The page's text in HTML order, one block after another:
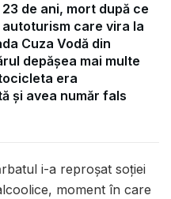
de ani, mort după ce
care vira la
Cuza Vodă din
depășea mai multe
era
și avea număr fals
i-a reproșat soției
moment în care